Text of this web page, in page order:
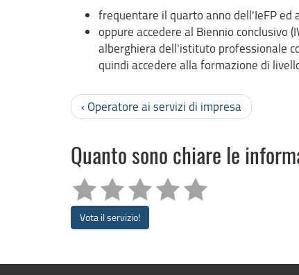
frequentare il quarto anno dell'IeFP ed
oppure accedere al Biennio conclusivo
alberghiera dell'istituto professionale
quindi accedere alla formazione di
‹ Operatore ai servizi di impresa
Quanto sono chiare le
Vota il servizio!